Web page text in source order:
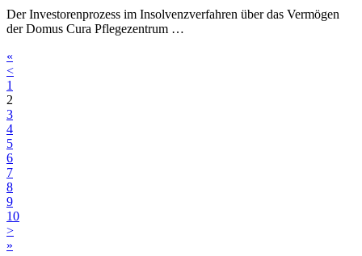
Der Investorenprozess im Insolvenzverfahren über das Vermögen
der Domus Cura Pflegezentrum …
«
<
1
2
3
4
5
6
7
8
9
10
>
»